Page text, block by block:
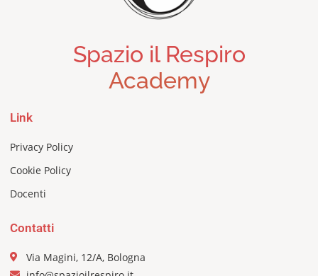
Spazio il Respiro
Academy
Link
Privacy Policy
Cookie Policy
Docenti
Contatti
Via Magini, 12/A, Bologna